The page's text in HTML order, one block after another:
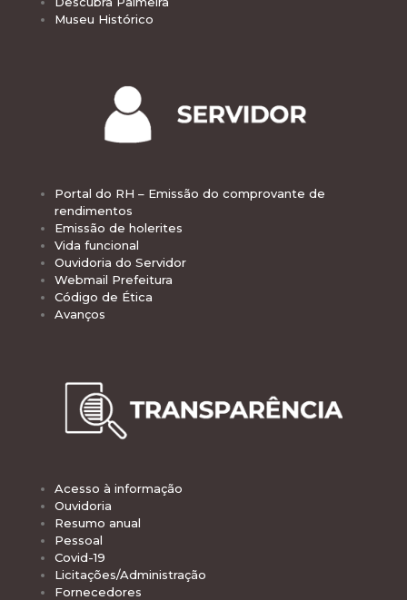
Museu Histórico
Portal do RH – Emissão do comprovante de
rendimentos
Emissão de holerites
Vida funcional
Ouvidoria do Servidor
Webmail Prefeitura
Código de Ética
Avanços
Acesso à informação
Ouvidoria
Resumo anual
Pessoal
Covid-19
Licitações/Administração
Fornecedores